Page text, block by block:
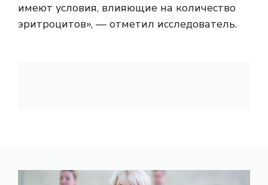
имеют условия, влияющие на количество
эритроцитов», — отметил исследователь.